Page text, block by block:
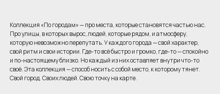
Коллекция «По городам» — про места, которые становятся частью нас.
Про улицы, в которых вырос, людей, которые рядом, и атмосферу,
которую невозможно перепутать. У каждого города — свой характер,
свой ритм и свои истории. Где-то всё быстро и громко, где-то — спокойно
и по-настоящему близко. Но каждый из них оставляет внутри что-то
своё. Эта коллекция — способ носить с собой место, к которому тянет.
Свой город. Своих людей. Свою точку на карте.
Клиентам
Детское фото
Для самых близких
Знаки Зодиака
Чек-лист путешественника
Одежда
Акции
Мерч